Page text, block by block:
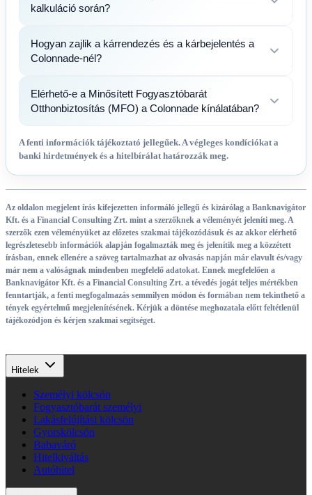
kalkuláció során?
Hogyan zajlik a kárrendezés és a kárbejelentés a
Colonnade-nél?
Elérhető-e a Minősített Fogyasztóbarát
Otthonbiztosítás (MFO) a Colonnade kínálatában?
A fenti információk tájékoztató jellegűek. A végleges kondíciókat a
banki hirdetmények és a hitelbírálat határozzák meg.
Az oldalon megjelent írás kifejezetten informáló jellegű és kizárólag a Banknavigátor
Kft. és a Financial Consulting Zrt. mint a szerzőknek a véleményét jeleníti meg. A
szerzők ezen véleményüket az előzetes szakmai tájékozódásuk és az akkor elérhető
legrészletesebb információk alapján fogalmazták meg és jelenítik meg a közzétett
írásban, ennek ellenére a szöveg tartalmazhat az olvasás napján már elavult és/vagy
már nem a valóságnak mindenben megfelelő adatokat. Ennek megfelelően a
Banknavigátor Kft. és a Financial Consulting Zrt. a tévedés jogát teljes mértékben
fenntartják, a fenti megfogalmazás semmilyen módon és formában nem tekinthető a
tények egyértelmű megjelenítésének. Kérjük a döntése meghozatala előtt feltétlenül
tájékozódjon és kérjen szakmai segítséget.
Hitelek
Személyi kölcsön
Fogyasztóbarát személyi
Lakásfelújítási kölcsön
Gyorskölcsön
Babaváró
Hitelkiváltás
Autóhitel